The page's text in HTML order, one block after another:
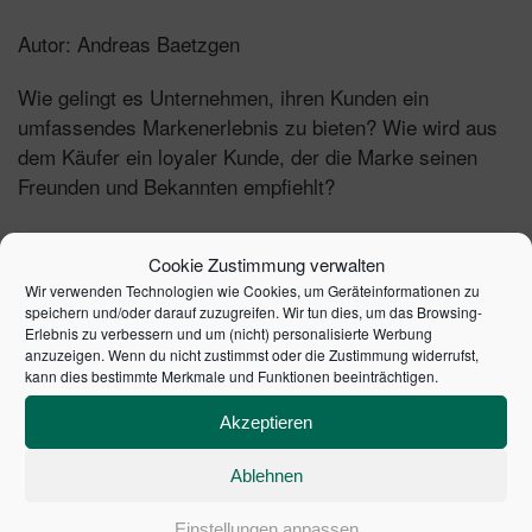
Cookie Zustimmung verwalten
Wir verwenden Technologien wie Cookies, um Geräteinformationen zu
speichern und/oder darauf zuzugreifen. Wir tun dies, um das Browsing-
Erlebnis zu verbessern und um (nicht) personalisierte Werbung
anzuzeigen. Wenn du nicht zustimmst oder die Zustimmung widerrufst,
kann dies bestimmte Merkmale und Funktionen beeinträchtigen.
Akzeptieren
Ablehnen
Autor: Andreas Baetzgen
Wie gelingt es Unternehmen, ihren Kunden ein
umfassendes Markenerlebnis zu bieten? Wie wird aus
dem Käufer ein loyaler Kunde, der die Marke seinen
Freunden und Bekannten empfiehlt?
Das Buch beleuchtetumfassenddie Themen Brand
Experience und Touch Point Management und zeigt, wie
Unternehmen den Kunden entlang der gesamten
Customer Journeyin seinem Entscheidungs- und
Kaufprozess optimal begleiten.
Dazu werden neben den neuesten Erkenntnissen aus
der Konsumentenforschung auch innovative
Best Practice Cases